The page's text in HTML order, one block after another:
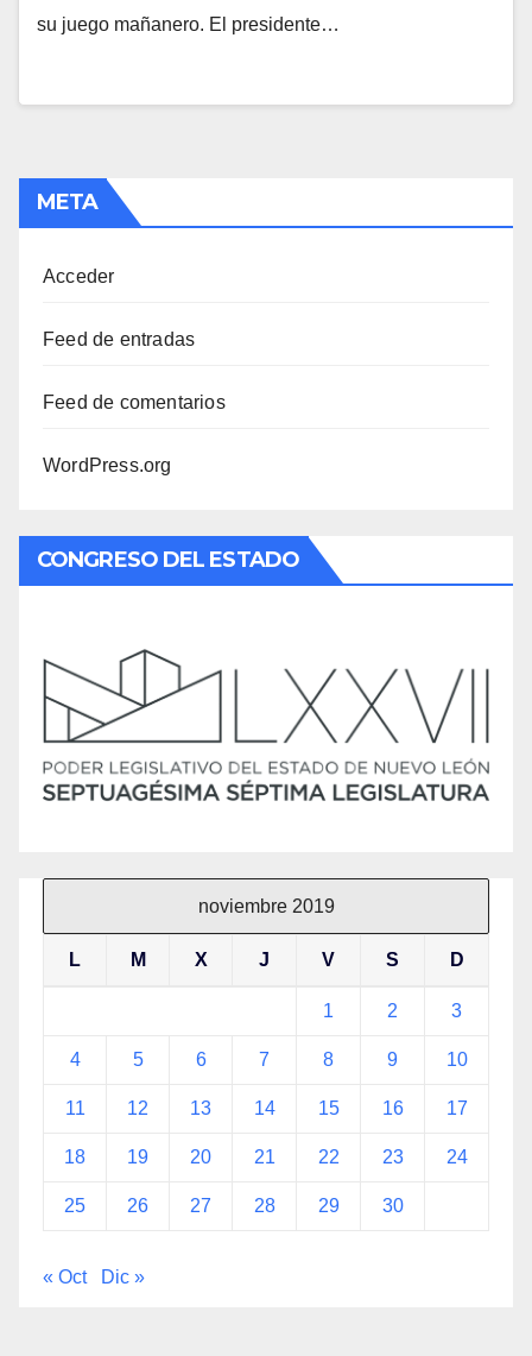
su juego mañanero. El presidente…
META
Acceder
Feed de entradas
Feed de comentarios
WordPress.org
CONGRESO DEL ESTADO
noviembre 2019
L M X J V S D
1 2 3
4 5 6 7 8 9 10
11 12 13 14 15 16 17
18 19 20 21 22 23 24
25 26 27 28 29 30
« Oct Dic »